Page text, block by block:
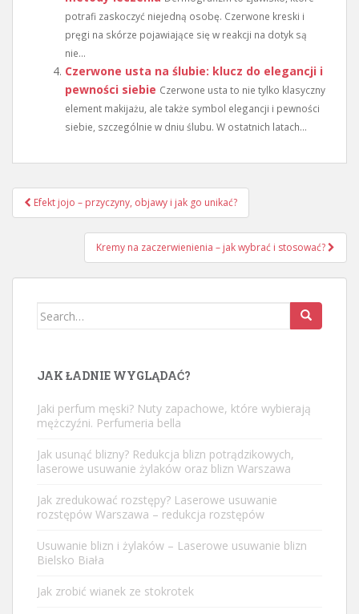
potrafi zaskoczyć niejedną osobę. Czerwone kreski i
pręgi na skórze pojawiające się w reakcji na dotyk są
nie...
Czerwone usta na ślubie: klucz do elegancji i
pewności siebie Czerwone usta to nie tylko klasyczny
element makijażu, ale także symbol elegancji i pewności
siebie, szczególnie w dniu ślubu. W ostatnich latach...
Nawigacja
wpisu
Efekt jojo – przyczyny, objawy i jak go unikać?
Kremy na zaczerwienienia – jak wybrać i stosować?
Search
JAK ŁADNIE WYGLĄDAĆ?
Jaki perfum męski? Nuty zapachowe, które wybierają
mężczyźni. Perfumeria bella
Jak usunąć blizny? Redukcja blizn potrądzikowych,
laserowe usuwanie żylaków oraz blizn Warszawa
Jak zredukować rozstępy? Laserowe usuwanie
rozstępów Warszawa – redukcja rozstępów
Usuwanie blizn i żylaków – Laserowe usuwanie blizn
Bielsko Biała
Jak zrobić wianek ze stokrotek